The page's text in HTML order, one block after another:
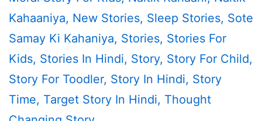
Kahaaniya, New Stories, Sleep Stories, Sote
Samay Ki Kahaniya, Stories, Stories For
Kids, Stories In Hindi, Story, Story For Child,
Story For Toodler, Story In Hindi, Story
Time, Target Story In Hindi, Thought